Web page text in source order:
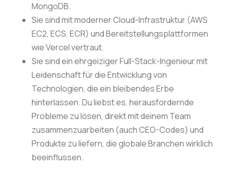
MongoDB.
Sie sind mit moderner Cloud-Infrastruktur (AWS
EC2, ECS, ECR) und Bereitstellungsplattformen
wie Vercel vertraut.
Sie sind ein ehrgeiziger Full-Stack-Ingenieur mit
Leidenschaft für die Entwicklung von
Technologien, die ein bleibendes Erbe
hinterlassen. Du liebst es, herausfordernde
Probleme zu lösen, direkt mit deinem Team
zusammenzuarbeiten (auch CEO-Codes) und
Produkte zu liefern, die globale Branchen wirklich
beeinflussen.